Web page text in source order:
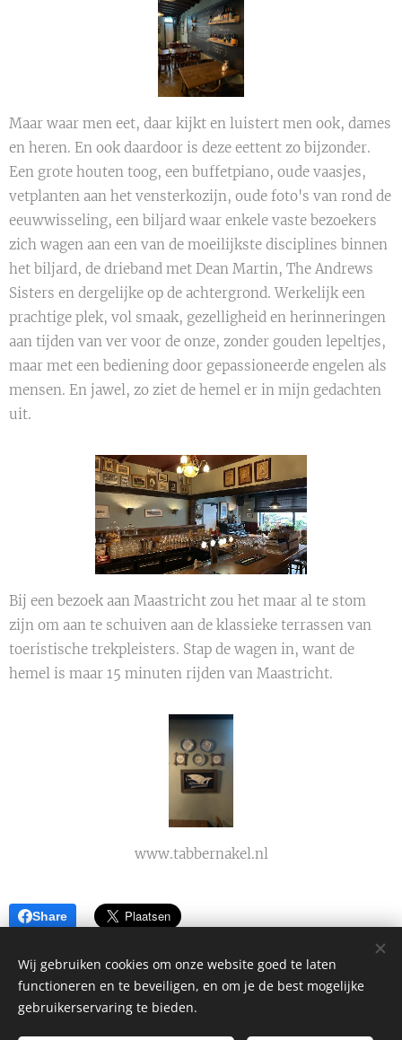
Maar waar men eet, daar kijkt en luistert men ook, dames
en heren. En ook daardoor is deze eettent zo bijzonder.
Een grote houten toog, een buffetpiano, oude vaasjes,
vetplanten aan het vensterkozijn, oude foto's van rond de
eeuwwisseling, een biljard waar enkele vaste bezoekers
zich wagen aan een van de moeilijkste disciplines binnen
het biljard, de drieband met Dean Martin, The Andrews
Sisters en dergelijke op de achtergrond. Werkelijk een
prachtige plek, vol smaak, gezelligheid en herinneringen
aan tijden van ver voor de onze, zonder gouden lepeltjes,
maar met een bediening door gepassioneerde engelen als
mensen. En jawel, zo ziet de hemel er in mijn gedachten
uit.
Bij een bezoek aan Maastricht zou het maar al te stom
zijn om aan te schuiven aan de klassieke terrassen van
toeristische trekpleisters. Stap de wagen in, want de
hemel is maar 15 minuten rijden van Maastricht.
www.tabbernakel.nl
Share
Alle rechten voorbehouden 2026
Wij gebruiken cookies om onze website goed te laten
functioneren en te beveiligen, en om je de best mogelijke
gebruikerservaring te bieden.